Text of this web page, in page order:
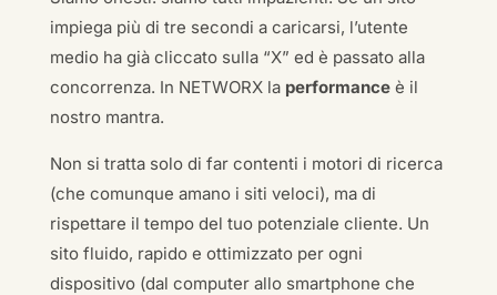
impiega più di tre secondi a caricarsi, l’utente
medio ha già cliccato sulla “X” ed è passato alla
concorrenza. In NETWORX la performanceè il
nostro mantra.
Non si tratta solo di far contenti i motori di ricerca
(che comunque amano i siti veloci), ma di
rispettare il tempo del tuo potenziale cliente. Un
sito fluido, rapido e ottimizzato per ogni
dispositivo (dal computer allo smartphone che